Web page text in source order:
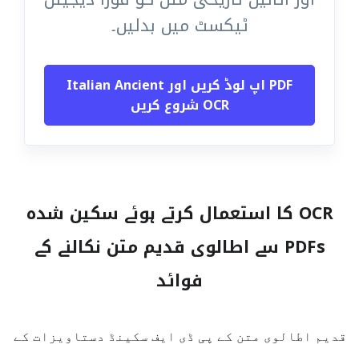
ٹیکسٹ میں بدلیں۔
PDF اپ لوڈ کریں اور Italian Ancient
OCR شروع کریں
OCR کا استعمال کرتے ہوئے سکین شدہ
PDFs سے اطالوی قدیم متن نکالنے کے
فوائد
قدیم اطالوی متن کے پی ڈی ایف سکینڈ دستاویزات کے